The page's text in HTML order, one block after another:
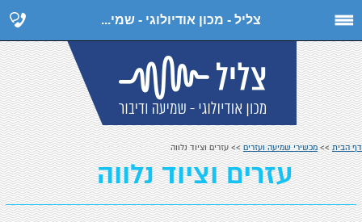
צליל - מכון אודיולוגי - שמי...
דף הבית>>מכשירי שמיעה ועזרים>> עזרים וציוד נלווה
עזרים וציוד נלווה